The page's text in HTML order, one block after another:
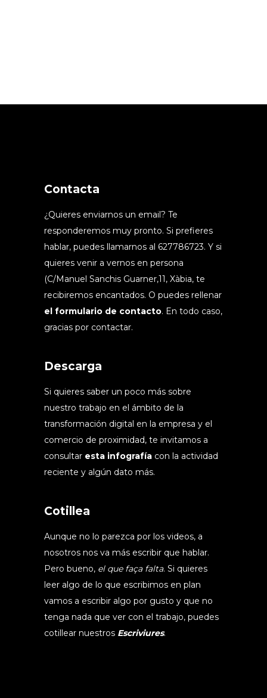
Contacta
¿Quieres enviarnos un email? Te
responderemos muy pronto. Si prefieres
hablar, puedes llamarnos al 627786723. Y si
quieres venir a vernos en persona
(C/Manuel Sanchis Guarner,11, Xàbia, te
recibiremos encantados. O puedes rellenar
el formulario de contacto. En todo caso,
gracias por contactar.
Descarga
Si quieres saber un poco más sobre
nuestro trabajo en el ámbito de la
transformación digital en la empresa y el
comercio de proximidad, te invitamos a
consultar esta infografía con la actividad
reciente y algún dato más.
Cotillea
Aunque no lo parezca por los videos, a
nosotros nos va más escribir que hablar.
Pero bueno, el que faça falta. Si quieres
leer algo de lo que escribimos en plan
vamos a escribir algo por gusto y que no
tenga nada que ver con el trabajo, puedes
cotillear nuestros Escriviures.